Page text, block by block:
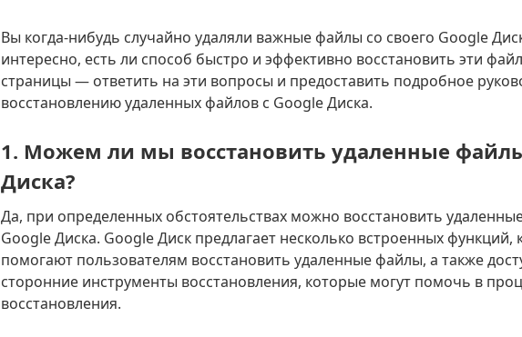
Вы когда-нибудь случайно удаляли важные файлы со своего Google
интересно, есть ли способ быстро и эффективно восстановить эти
страницы — ответить на эти вопросы и предоставить подробное
восстановлению удаленных файлов с Google Диска.
1. Можем ли мы восстановить удаленные
Диска?
Да, при определенных обстоятельствах можно восстановить
Google Диска. Google Диск предлагает несколько встроенных функций,
помогают пользователям восстановить удаленные файлы, а также
сторонние инструменты восстановления, которые могут помочь в
восстановления.